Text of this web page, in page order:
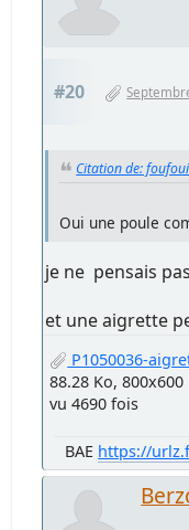
#20
Citation de:
Oui une poule
je ne pensais
et une aigrette
P1050036-
88.28 Ko, 800x600
vu 4690 fois
BAE https://